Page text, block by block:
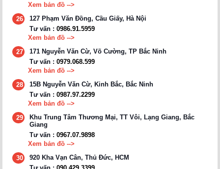
Xem bản đồ -->
26
127 Phạm Văn Đồng, Cầu Giấy, Hà Nội
Tư vấn : 0986.91.5959
Xem bản đồ -->
27
171 Nguyễn Văn Cừ, Võ Cường, TP Bắc Ninh
Tư vấn : 0979.068.599
Xem bản đồ -->
28
15B Nguyễn Văn Cừ, Kinh Bắc, Bắc Ninh
Tư vấn : 0987.97.2299
Xem bản đồ -->
29
Khu Trung Tâm Thương Mại, TT Vôi, Lạng Giang, Bắc
Giang
Tư vấn : 0967.07.9898
Xem bản đồ -->
30
920 Kha Vạn Cân, Thủ Đức, HCM